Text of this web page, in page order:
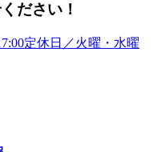
ださい！
定休日／火曜・水曜